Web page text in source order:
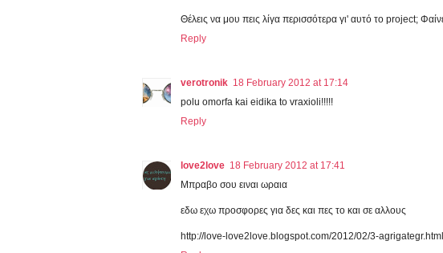
Θέλεις να μου πεις λίγα περισσότερα γι' αυτό το project;
Reply
verotronik 18 February 2012 at 17:14
polu omorfa kai eidika to vraxioli!!!!!
Reply
love2love 18 February 2012 at 17:41
Μπραβο σου ειναι ωραια
εδω εχω προσφορες για δες και πες το και σε αλλους
http://love-love2love.blogspot.com/2012/02/3-agrigategr.html